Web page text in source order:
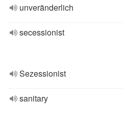
unveränderlich
secessionist
Sezessionist
sanitary